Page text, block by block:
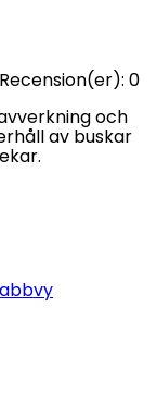
Recension(er): 0
och
av buskar